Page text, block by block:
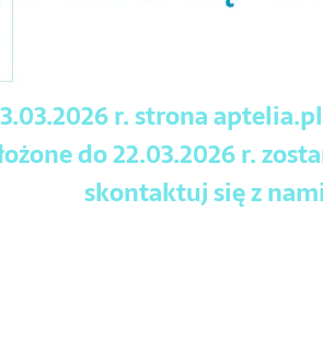
r. strona
do 22.03.2026 r.
skontaktuj się z